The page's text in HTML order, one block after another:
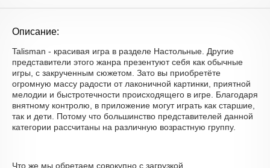
Описание:
Talisman - красивая игра в разделе Настольные. Другие
представители этого жанра презентуют себя как обычные
игры, с закрученным сюжетом. Зато вы приобретёте
огромную массу радости от лаконичной картинки, приятной
мелодии и быстротечности происходящего в игре. Благодаря
внятному контролю, в приложение могут играть как старшие,
так и дети. Потому что большинство представителей данной
категории рассчитаны на различную возрастную группу.
Что же мы обретаем совокупно с загрузкой